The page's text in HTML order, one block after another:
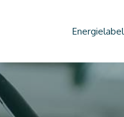
Energielabel